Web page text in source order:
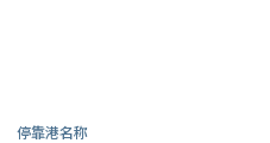
停靠港名称